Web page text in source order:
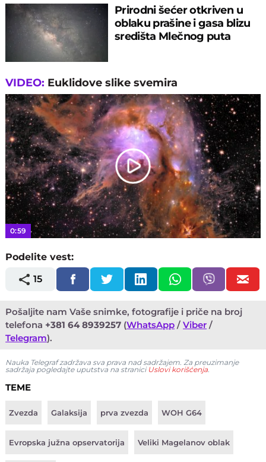
Prirodni šećer otkriven u
oblaku prašine i gasa blizu
središta Mlečnog puta
VIDEO: Euklidove slike svemira
Play
Video
0:59
Podelite vest:
15
Pošaljite nam Vaše snimke, fotografije i priče na broj
telefona +381 64 8939257 (WhatsApp /Viber /
Telegram).
Nauka Telegraf zadržava sva prava nad sadržajem. Za preuzimanje
sadržaja pogledajte uputstva na stranici Uslovi korišćenja.
TEME
Zvezda Galaksija prva zvezda WOH G64
Evropska južna opservatorija Veliki Magelanov oblak